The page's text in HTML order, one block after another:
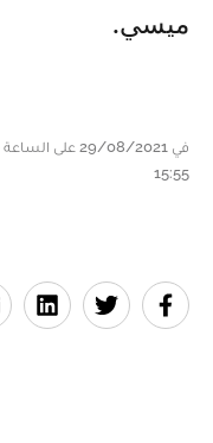
ميسي.
15:55